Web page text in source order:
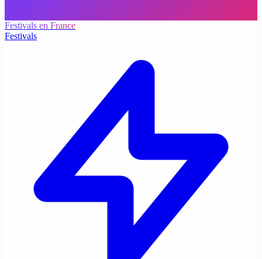
Festivals en France
Festivals